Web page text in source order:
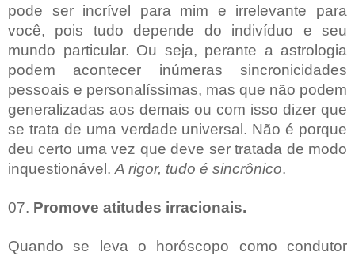
pode ser incrível para mim e irrelevante para
você, pois tudo depende do indivíduo e seu
mundo particular. Ou seja, perante a astrologia
podem acontecer inúmeras sincronicidades
pessoais e personalíssimas, mas que não podem
generalizadas aos demais ou com isso dizer que
se trata de uma verdade universal. Não é porque
deu certo uma vez que deve ser tratada de modo
inquestionável. A rigor, tudo é sincrônico.
07. Promove atitudes irracionais.
Quando se leva o horóscopo como condutor